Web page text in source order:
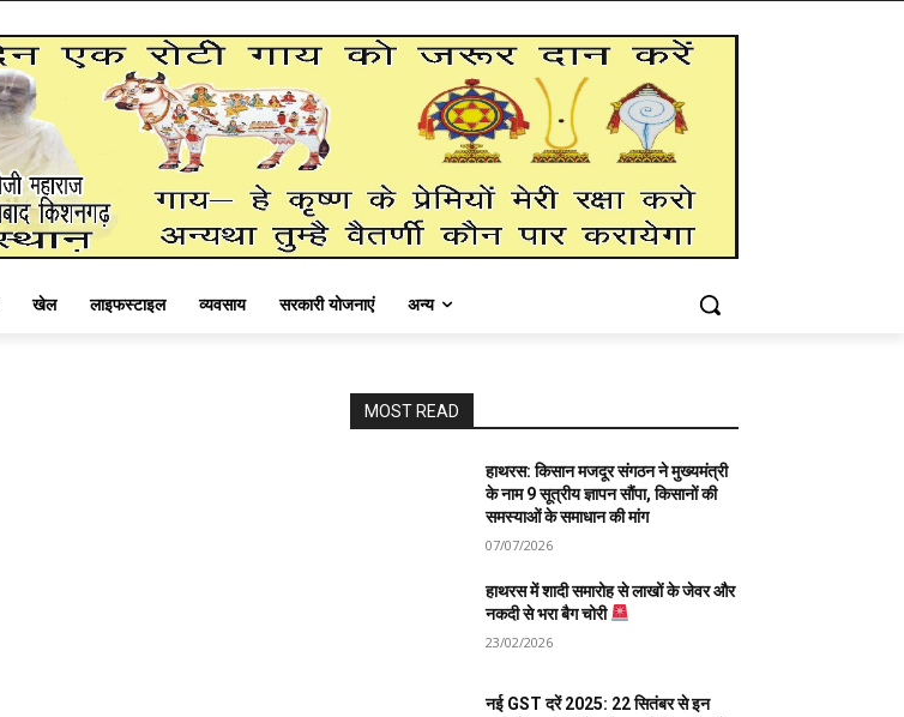
खेल लाइफस्टाइल व्यवसाय सरकारी योजनाएं अन्य
MOST READ
हाथरस: किसान मजदूर संगठन ने मुख्यमंत्री
के नाम 9 सूत्रीय ज्ञापन सौंपा, किसानों की
समस्याओं के समाधान की मांग
07/07/2026
हाथरस में शादी समारोह से लाखों के जेवर और
नकदी से भरा बैग चोरी
23/02/2026
नई GST दरें 2025: 22 सितंबर से इन